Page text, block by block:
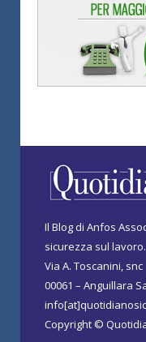
Il Blog di Anfos
sicurezza sul lavoro.
Via A. Toscanini, snc
00061 – Anguillara
Copyright ©